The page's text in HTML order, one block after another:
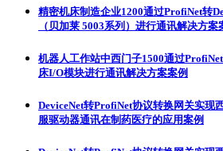
精密机床制造企业1200通过ProfiNet转
（贝加莱 5003系列）进行通讯解决方案
机器人工作站中西门子1500通过
床I/O模块进行通讯解决方案案例
DeviceNet转ProfiNet协议转换网关实现
服驱动器通讯在制药医疗的应用案例